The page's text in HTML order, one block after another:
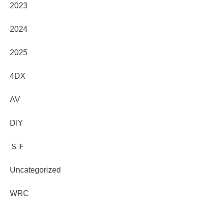
2023
2024
2025
4DX
AV
DIY
ＳＦ
Uncategorized
WRC